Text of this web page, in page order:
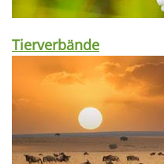
Tierverbände